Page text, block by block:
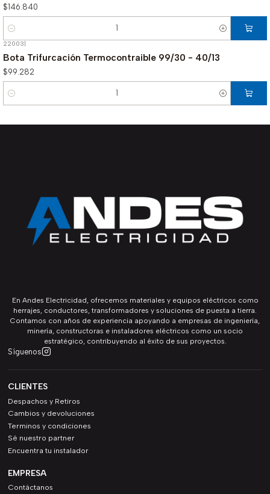
$146.840
Cantidad
22003
Bota Trifurcación Termocontraible 99/30 - 40/13
$99.282
Cantidad
En Andes Electricidad, ofrecemos materiales y equipos eléctricos como
herrajes, conductores, transformadores y soluciones de puesta a tierra.
Contamos con años de experiencia apoyando a empresas de ingeniería,
minería, constructoras e instaladores eléctricos como un socio
estratégico, contribuyendo al éxito de sus proyectos.
Síguenos
CLIENTES
Despachos y Retiros
Cambios y devoluciones
Terminos y condiciones
Sé nuestro partner
Encuentra tu instalador
EMPRESA
Contáctanos